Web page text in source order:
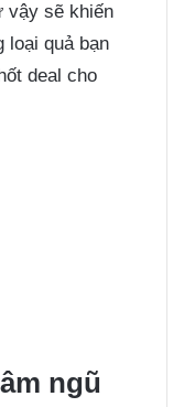
vậy sẽ khiến
loại quả bạn
deal cho
ngũ